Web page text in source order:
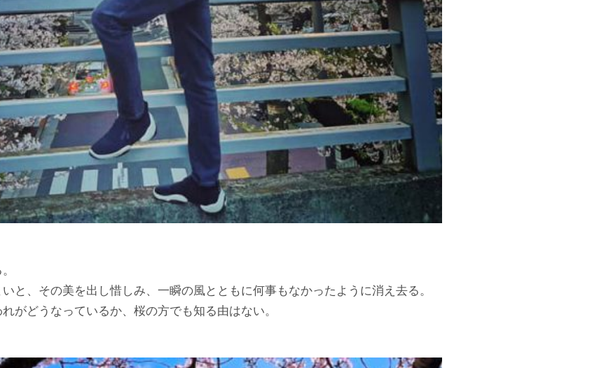
と、その美を出し惜しみ、一瞬の風とともに何事もなかったように消え去る。
がどうなっているか、桜の方でも知る由はない。